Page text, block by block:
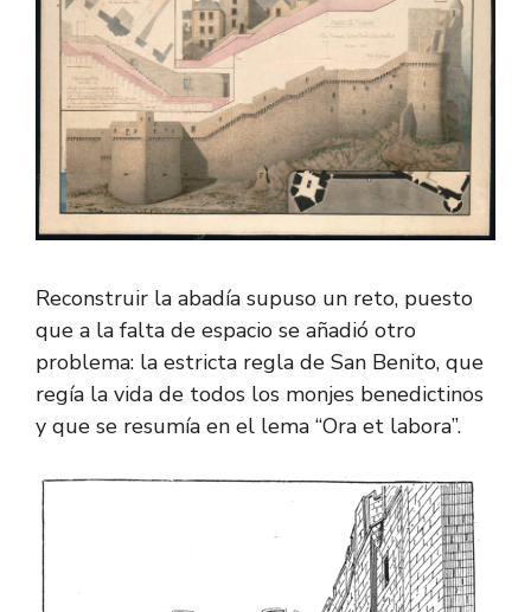
Reconstruir la abadía supuso un reto, puesto
que a la falta de espacio se añadió otro
problema: la estricta regla de San Benito, que
regía la vida de todos los monjes benedictinos
y que se resumía en el lema “Ora et labora”.